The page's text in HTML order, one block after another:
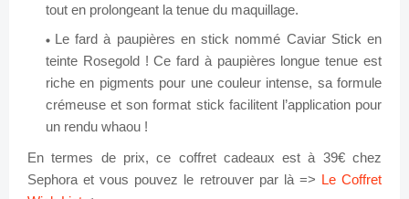
tout en prolongeant la tenue du maquillage.
Le fard à paupières en stick nommé Caviar Stick en
teinte Rosegold ! Ce fard à paupières longue tenue est
riche en pigments pour une couleur intense, sa formule
crémeuse et son format stick facilitent l’application pour
un rendu whaou !
En termes de prix, ce coffret cadeaux est à 39€ chez
Sephora et vous pouvez le retrouver par là => Le Coffret